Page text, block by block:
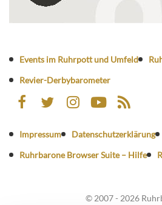
Events im Ruhrpott und Umfeld
Revier-Derbybarometer
Impressum Datenschutzerklärung
Ruhrbarone Browser Suite – Hilfe
© 2007 - 2026